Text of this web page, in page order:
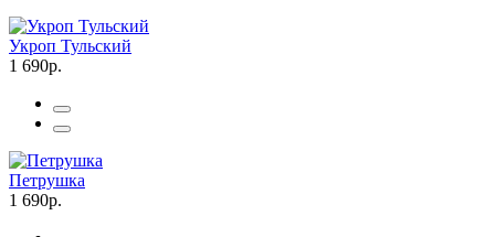
Укроп Тульский
1 690р.
Петрушка
1 690р.